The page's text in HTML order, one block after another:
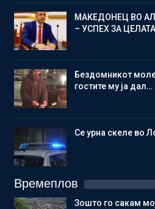
МАКЕДОНЕЦ ВО
– УСПЕХ ЗА
Бездомникот
гостите му ја дал…
Се урна скеле во
Времеплов
Зошто го сакам